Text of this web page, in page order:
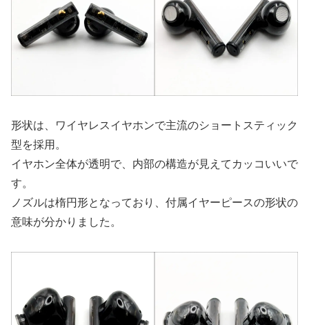
形状は、ワイヤレスイヤホンで主流のショートスティック
型を採用。
イヤホン全体が透明で、内部の構造が見えてカッコいいで
す。
ノズルは楕円形となっており、付属イヤーピースの形状の
意味が分かりました。